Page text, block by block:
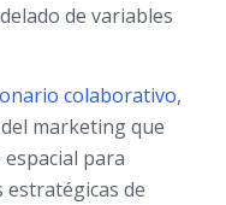
de variables
colaborativo,
marketing que
para
estratégicas de